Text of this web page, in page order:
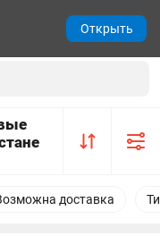
доставка
Открыть